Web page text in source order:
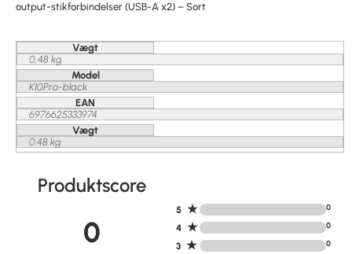
output-stikforbindelser (USB-A x2) – Sort
Vægt
0,48 kg
Model
K10Pro-black
EAN
6976625333974
Vægt
0.48 kg
Produktscore
0
5 ★ 0
4 ★ 0
3 ★ 0